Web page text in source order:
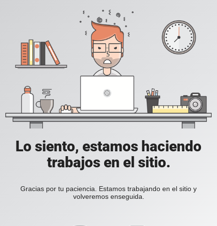
Lo siento, estamos haciendo
trabajos en el sitio.
Gracias por tu paciencia. Estamos trabajando en el sitio y
volveremos enseguida.